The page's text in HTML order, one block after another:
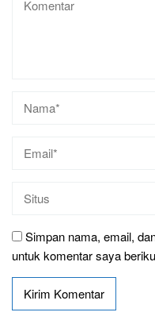
Simpan nama, email,
untuk komentar saya